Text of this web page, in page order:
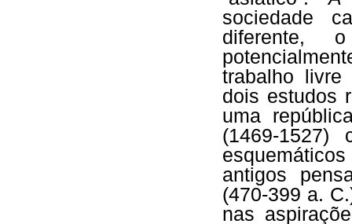
sociedade
diferente,
trabalho
dois estudos
uma
(1469-1527)
antigos
(470-399 a.
nas